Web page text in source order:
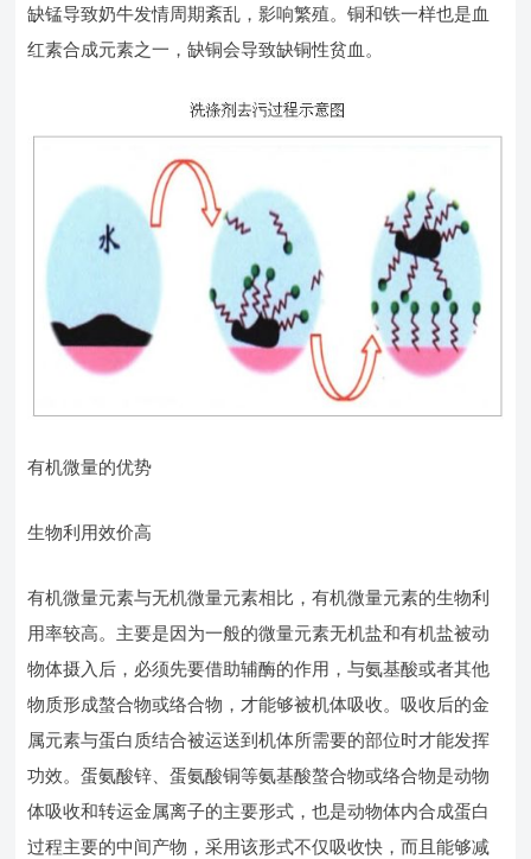
缺锰导致奶牛发情周期紊乱，影响繁殖。铜和铁一样也是血
红素合成元素之一，缺铜会导致缺铜性贫血。
有机微量的优势
生物利用效价高
有机微量元素与无机微量元素相比，有机微量元素的生物利
用率较高。主要是因为一般的微量元素无机盐和有机盐被动
物体摄入后，必须先要借助辅酶的作用，与氨基酸或者其他
物质形成螯合物或络合物，才能够被机体吸收。吸收后的金
属元素与蛋白质结合被运送到机体所需要的部位时才能发挥
功效。蛋氨酸锌、蛋氨酸铜等氨基酸螯合物或络合物是动物
体吸收和转运金属离子的主要形式，也是动物体内合成蛋白
过程主要的中间产物，采用该形式不仅吸收快，而且能够减